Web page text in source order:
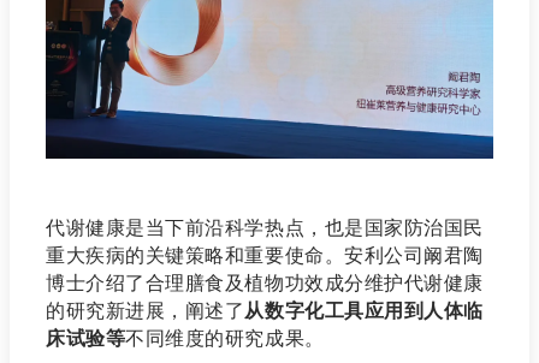
代谢健康是当下前沿科学热点，也是国家防治国民
重大疾病的关键策略和重要使命。安利公司阚君陶
博士介绍了合理膳食及植物功效成分维护代谢健康
的研究新进展，阐述了 从数字化工具应用到人体临
床试验等不同维度的研究成果。